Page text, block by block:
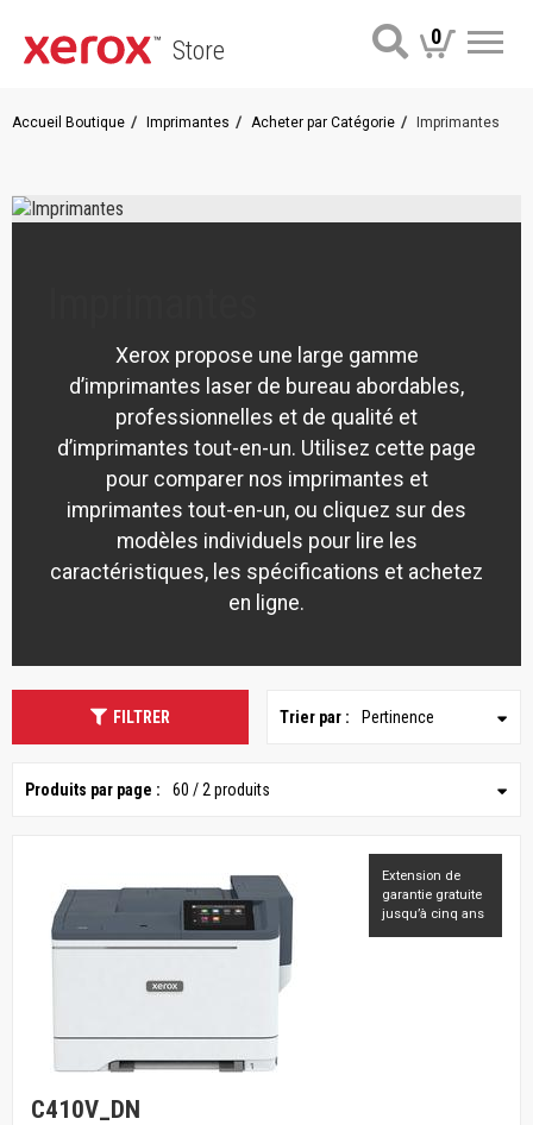
Store 0
Accueil Boutique Imprimantes Acheter par Catégorie Imprimantes
Xerox propose une large gamme
d’imprimantes laser de bureau abordables,
professionnelles et de qualité et
d’imprimantes tout-en-un. Utilisez cette page
pour comparer nos imprimantes et
imprimantes tout-en-un, ou cliquez sur des
modèles individuels pour lire les
caractéristiques, les spécifications et achetez
en ligne.
FILTRER Trier par : Pertinence
Produits par page : 60 / 2 produits
Extension de
garantie gratuite
jusqu’à cinq ans
C410V_DN